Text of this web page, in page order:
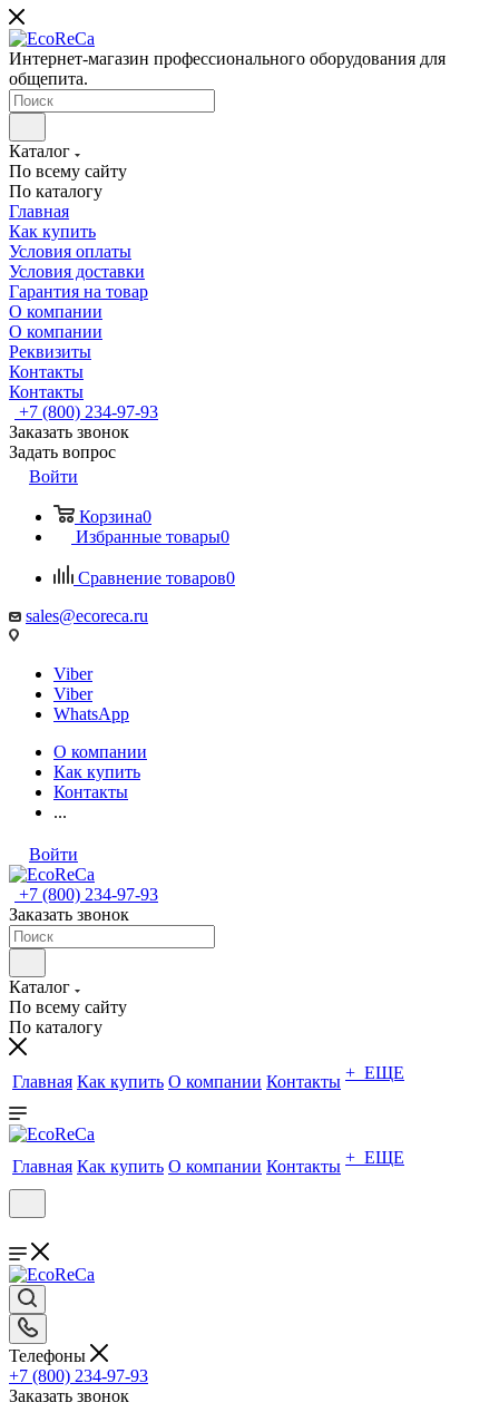
Интернет-магазин профессионального оборудования для
общепита.
Каталог
По всему сайту
По каталогу
Главная
Как купить
Условия оплаты
Условия доставки
Гарантия на товар
О компании
О компании
Реквизиты
Контакты
Контакты
+7 (800) 234-97-93
Заказать звонок
Задать вопрос
Войти
Корзина0
Избранные товары0
Сравнение товаров0
sales@ecoreca.ru
Viber
Viber
WhatsApp
О компании
Как купить
Контакты
...
Войти
+7 (800) 234-97-93
Заказать звонок
Каталог
По всему сайту
По каталогу
Главная Как купить О компании Контакты + ЕЩЕ
Главная Как купить О компании Контакты + ЕЩЕ
Телефоны
+7 (800) 234-97-93
Заказать звонок